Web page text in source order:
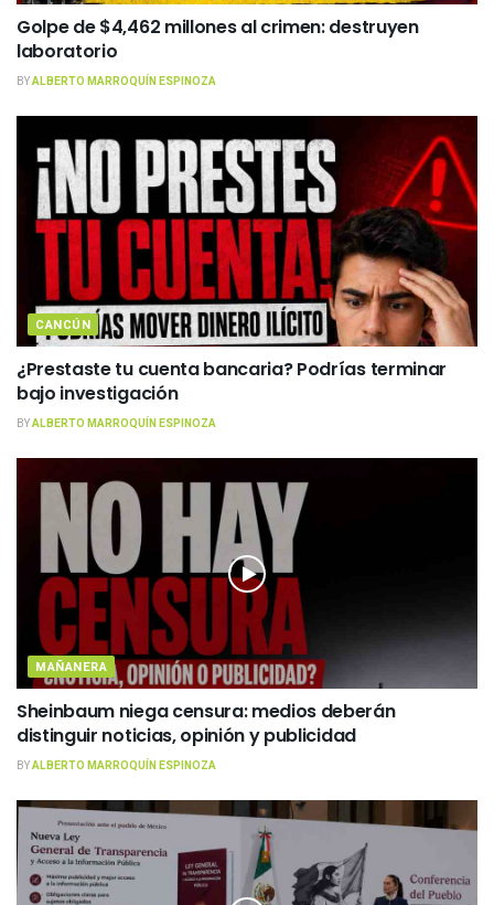
Golpe de $4,462 millones al crimen: destruyen
laboratorio
BYALBERTO MARROQUÍN ESPINOZA
CANCÚN
¿Prestaste tu cuenta bancaria? Podrías terminar
bajo investigación
BYALBERTO MARROQUÍN ESPINOZA
MAÑANERA
Sheinbaum niega censura: medios deberán
distinguir noticias, opinión y publicidad
BYALBERTO MARROQUÍN ESPINOZA